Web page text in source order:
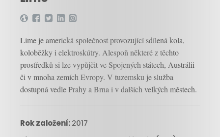
Lime je americká společnost provozující sdílená kola,
koloběžky i elektroskútry. Alespoň některé z těchto
prostředků si lze vypůjčit ve Spojených státech, Austrálii
či v mnoha zemích Evropy. V tuzemsku je služba
dostupná vedle Prahy a Brna i v dalších velkých městech.
Rok založení:2017